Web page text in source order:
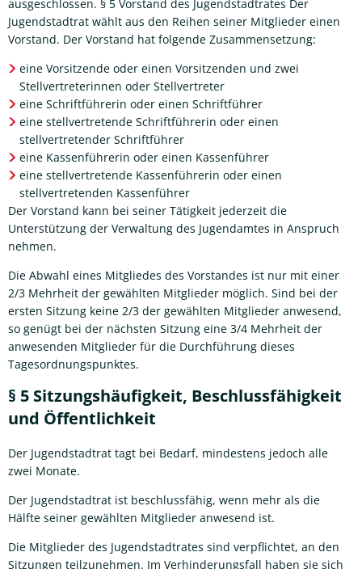
ausgeschlossen. § 5 Vorstand des Jugendstadtrates Der
Jugendstadtrat wählt aus den Reihen seiner Mitglieder einen
Vorstand. Der Vorstand hat folgende Zusammensetzung:
eine Vorsitzende oder einen Vorsitzenden und zwei
Stellvertreterinnen oder Stellvertreter
eine Schriftführerin oder einen Schriftführer
eine stellvertretende Schriftführerin oder einen
stellvertretender Schriftführer
eine Kassenführerin oder einen Kassenführer
eine stellvertretende Kassenführerin oder einen
stellvertretenden Kassenführer
Der Vorstand kann bei seiner Tätigkeit jederzeit die
Unterstützung der Verwaltung des Jugendamtes in Anspruch
nehmen.
Die Abwahl eines Mitgliedes des Vorstandes ist nur mit einer
2/3 Mehrheit der gewählten Mitglieder möglich. Sind bei der
ersten Sitzung keine 2/3 der gewählten Mitglieder anwesend,
so genügt bei der nächsten Sitzung eine 3/4 Mehrheit der
anwesenden Mitglieder für die Durchführung dieses
Tagesordnungspunktes.
§ 5 Sitzungshäufigkeit, Beschlussfähigkeit
und Öffentlichkeit
Der Jugendstadtrat tagt bei Bedarf, mindestens jedoch alle
zwei Monate.
Der Jugendstadtrat ist beschlussfähig, wenn mehr als die
Hälfte seiner gewählten Mitglieder anwesend ist.
Die Mitglieder des Jugendstadtrates sind verpflichtet, an den
Sitzungen teilzunehmen. Im Verhinderungsfall haben sie sich